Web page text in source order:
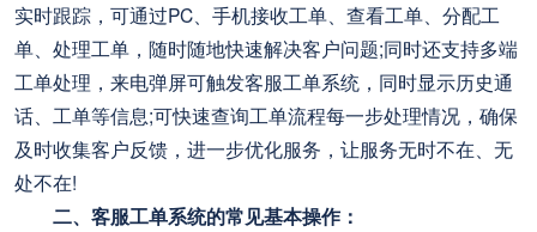
实时跟踪，可通过PC、手机接收工单、查看工单、分配工
单、处理工单，随时随地快速解决客户问题;同时还支持多端
工单处理，来电弹屏可触发客服工单系统，同时显示历史通
话、工单等信息;可快速查询工单流程每一步处理情况，确保
及时收集客户反馈，进一步优化服务，让服务无时不在、无
处不在!
二、客服工单系统的常见基本操作：